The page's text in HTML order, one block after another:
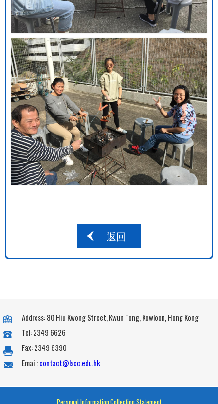
返回
Address: 80 Hiu Kwong Street, Kwun Tong, Kowloon, Hong Kong
Tel: 2349 6626
Fax: 2349 6390
Email:contact@lscc.edu.hk
Personal Information Collection Statement